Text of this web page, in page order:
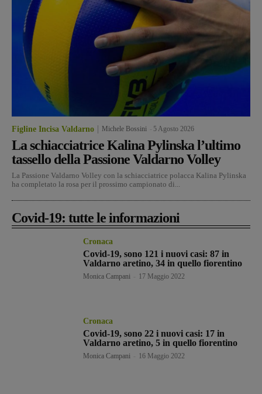
Figline Incisa Valdarno Michele Bossini 5 Agosto 2026
La schiacciatrice Kalina Pylinska l’ultimo
tassello della Passione Valdarno Volley
La Passione Valdarno Volley con la schiacciatrice polacca Kalina Pylinska
ha completato la rosa per il prossimo campionato di...
Covid-19: tutte le informazioni
Cronaca
Covid-19, sono 121 i nuovi casi: 87 in
Valdarno aretino, 34 in quello fiorentino
Monica Campani 17 Maggio 2022
Cronaca
Covid-19, sono 22 i nuovi casi: 17 in
Valdarno aretino, 5 in quello fiorentino
Monica Campani 16 Maggio 2022